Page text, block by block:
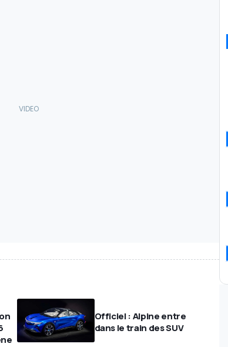
Officiel : Alpine entre
dans le train des SUV